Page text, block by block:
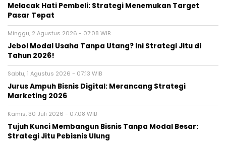
Melacak Hati Pembeli: Strategi Menemukan Target
Pasar Tepat
Minggu, 2 Agustus 2026 - 07:08 WIB
Jebol Modal Usaha Tanpa Utang? Ini Strategi Jitu di
Tahun 2026!
Sabtu, 1 Agustus 2026 - 07:13 WIB
Jurus Ampuh Bisnis Digital: Merancang Strategi
Marketing 2026
Kamis, 30 Juli 2026 - 07:08 WIB
Tujuh Kunci Membangun Bisnis Tanpa Modal Besar:
Strategi Jitu Pebisnis Ulung